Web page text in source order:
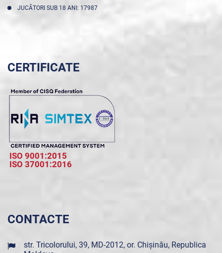
JUCĂTORI SUB 18 ANI: 17987
CERTIFICATE
ISO 9001:2015
ISO 37001:2016
CONTACTE
str. Tricolorului, 39, MD-2012, or. Chișinău, Republica